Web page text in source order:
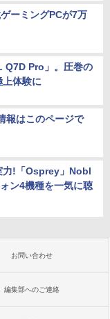
ーミングPCが7万
Q7D Pro」。圧巻の
上体験に
報はこのページで
力!「Osprey」Nobl
ン4機種を一気に聴
お問い合わせ
編集部へのご連絡